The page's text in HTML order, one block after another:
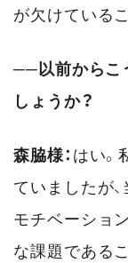
が欠けている
──以前からこ
しょうか？
森脇様：はい
ていましたが
モチベーショ
な課題である